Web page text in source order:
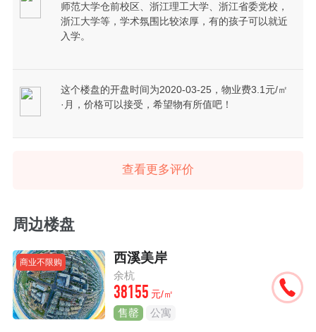
师范大学仓前校区、浙江理工大学、浙江省委党校，
浙江大学等，学术氛围比较浓厚，有的孩子可以就近
入学。
这个楼盘的开盘时间为2020-03-25，物业费3.1元/㎡
·月，价格可以接受，希望物有所值吧！
查看更多评价
周边楼盘
商业不限购 西溪美岸
余杭
38155 元/㎡
售罄 公寓